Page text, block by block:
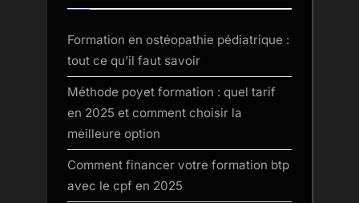
Formation en ostéopathie pédiatrique :
tout ce qu’il faut savoir
Méthode poyet formation : quel tarif
en 2025 et comment choisir la
meilleure option
Comment financer votre formation btp
avec le cpf en 2025